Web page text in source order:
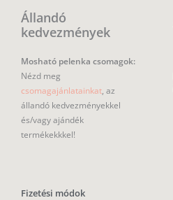
Állandó
kedvezmények
Mosható pelenka csomagok:
Nézd meg
csomagajánlatainkat, az
állandó kedvezményekkel
és/vagy ajándék
termékekkkel!
Fizetési módok